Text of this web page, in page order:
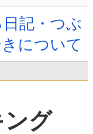
記・つぶ
について
ング